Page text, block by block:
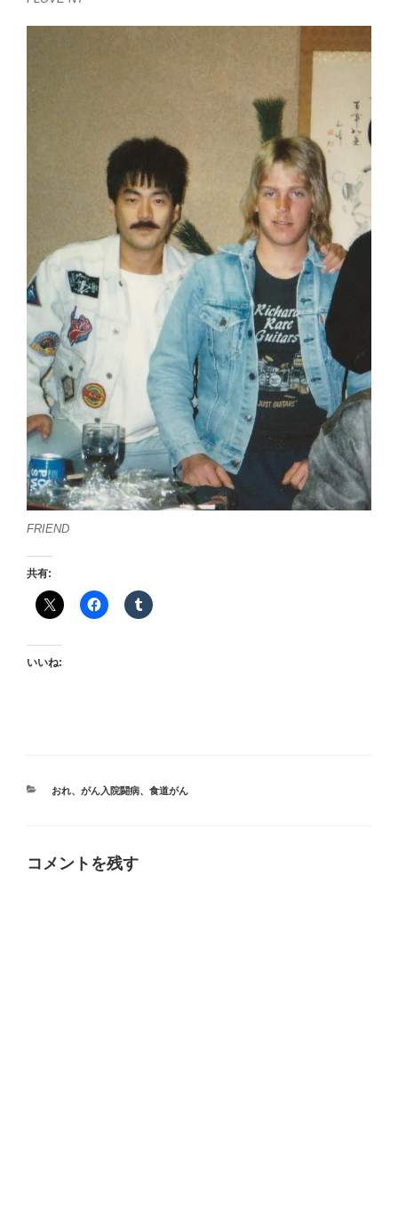
FRIEND
共有:
いいね:
カ
おれ、 がん入院闘病、 食道がん
コメントを残す